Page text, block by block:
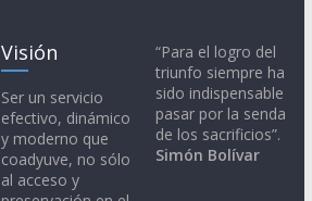
Visión
Ser un servicio
efectivo, dinámico
y moderno que
coadyuve, no sólo
al acceso y
“Para el logro del
triunfo siempre ha
sido indispensable
pasar por la senda
de los sacrificios”.
Simón Bolívar